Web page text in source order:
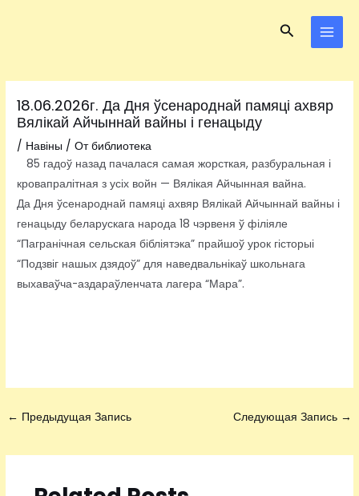
Поиск
18.06.2026г. Да Дня ўсенароднай памяці ахвяр
Вялікай Айчыннай вайны і генацыду
/ Навіны / Отбиблиотека
85 гадоў назад пачалася самая жорсткая, разбуральная і
кровапралітная з усіх войн — Вялікая Айчынная вайна.
Да Дня ўсенароднай памяці ахвяр Вялікай Айчыннай вайны і
генацыду беларускага народа 18 чэрвеня ў філіяле
“Пагранічная сельская бібліятэка” прайшоў урок гісторыі
“Подзвіг нашых дзядоў” для наведвальнікаў школьнага
выхаваўча-аздараўленчата лагера “Мара”.
← Предыдущая Запись Следующая Запись →